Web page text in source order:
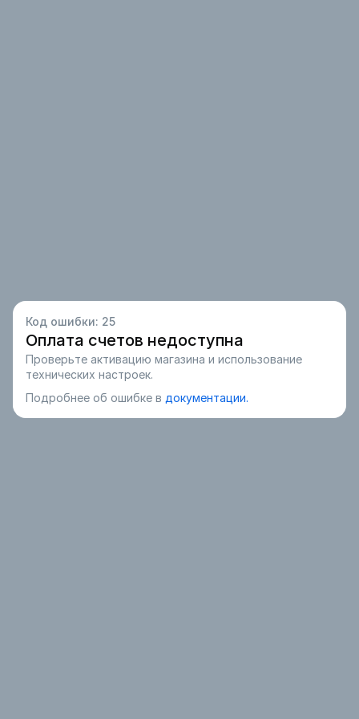
Код ошибки: 25
Оплата счетов недоступна
Проверьте активацию магазина и использование
технических настроек.
Подробнее об ошибке в документации.